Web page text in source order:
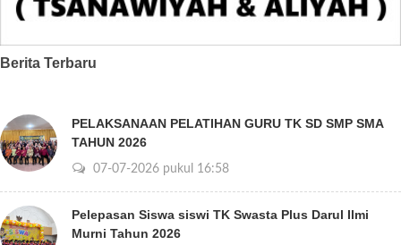
Berita Terbaru
PELAKSANAAN PELATIHAN GURU TK SD SMP SMA
TAHUN 2026
07-07-2026 pukul 16:58
Pelepasan Siswa siswi TK Swasta Plus Darul Ilmi
Murni Tahun 2026